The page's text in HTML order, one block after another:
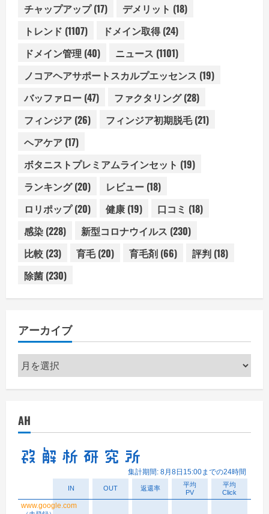
チャップアップ(17) デメリット (18)
トレンド (1107) ドメイン取得(24)
ドメイン管理 (40) ニュース (1101)
ノコアヘアサポートスカルプエッセンス (19)
バッファロー (47) ファクタリング(28)
フィンジア (26) フィンジア初期脱毛(21)
ヘアケア (17)
ボタニストプレミアムラインセット (19)
ランキング(20) レビュー (18)
ロリポップ(20) 健康 (19) 口コミ (18)
感染 (228) 新型コロナウイルス (230)
比較 (23) 育毛(20) 育毛剤 (66) 評判 (18)
除菌 (230)
アーカイブ
ア
ー
ブ
AH